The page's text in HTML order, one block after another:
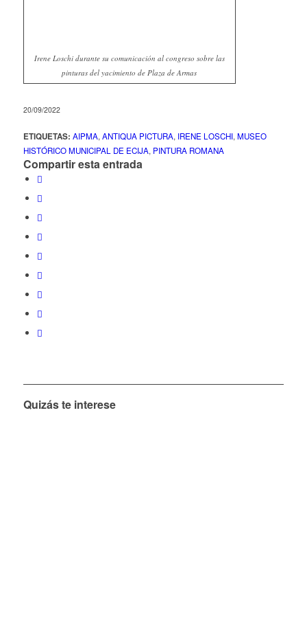
Irene Loschi durante su comunicación al congreso sobre las
pinturas del yacimiento de Plaza de Armas
20/09/2022
ETIQUETAS: AIPMA, ANTIQUA PICTURA, IRENE LOSCHI, MUSEO
HISTÓRICO MUNICIPAL DE ECIJA, PINTURA ROMANA
Compartir esta entrada
Quizás te interese